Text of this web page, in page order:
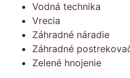
Vodná technika
Vrecia
Záhradné náradie
Záhradné
Zelené hnojenie